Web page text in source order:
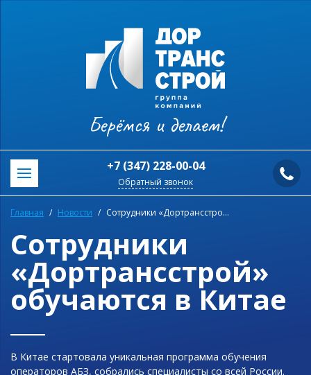
Берёмся и делаем!
+7 (347) 228-00-04
Обратный звонок
Главная Новости Сотрудники «Дортрансстрой» обучаются в Китае
Сотрудники
«Дортрансстрой»
обучаются в Китае
В Китае стартовала уникальная программа обучения
операторов АБЗ, собрались специалисты со всей России.